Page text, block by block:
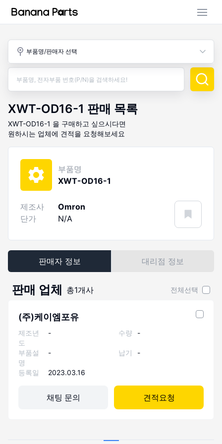
부품명/판매자 선택
XWT-OD16-1 판매 목록
XWT-OD16-1 을 구매하고 싶으시다면
원하시는 업체에 견적을 요청해보세요
부품명
XWT-OD16-1
제조사
Omron
단가
N/A
판매자 정보 대리점 정보
판매 업체 총1개사 전체선택
(주)케이엠포유
제조년
도
- 수량 -
부품설
명
- 납기 -
등록일 2023.03.16
채팅 문의 견적요청